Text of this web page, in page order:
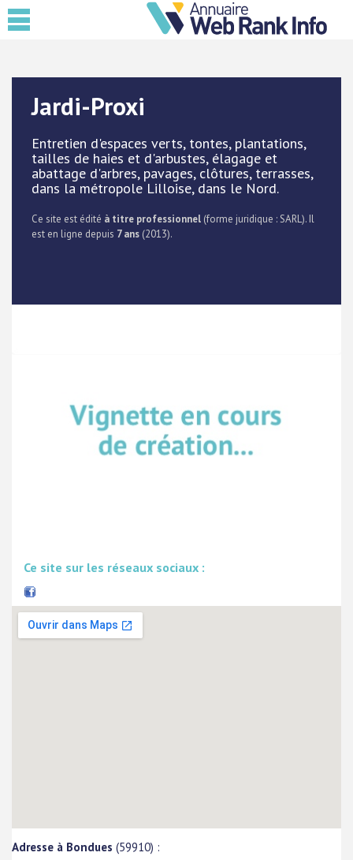
Jardi-Proxi
Entretien d'espaces verts, tontes, plantations,
tailles de haies et d'arbustes, élagage et
abattage d'arbres, pavages, clôtures, terrasses,
dans la métropole Lilloise, dans le Nord.
Ce site est édité à titre professionnel (forme juridique : SARL). Il
est en ligne depuis 7 ans (2013).
Ce site sur les réseaux sociaux :
Adresse à Bondues (59910) :